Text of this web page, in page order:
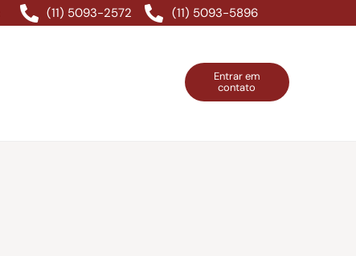
(11) 5093-2572 (11) 5093-5896
Entrar em
contato